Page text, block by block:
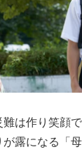
は作り笑顔
露になる「